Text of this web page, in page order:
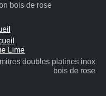
bois de rose
Lime
doubles platines inox
bois de rose